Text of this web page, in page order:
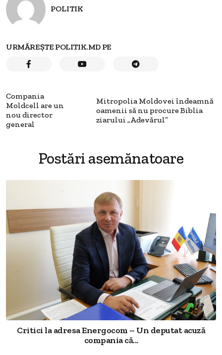
POLITIK
URMĂREȘTE POLITIK.MD PE
Compania
Moldcell are un
nou director
general
Mitropolia Moldovei îndeamnă
oamenii să nu procure Biblia
ziarului „Adevărul”
Postări asemănatoare
Critici la adresa Energocom – Un deputat acuză
compania că...